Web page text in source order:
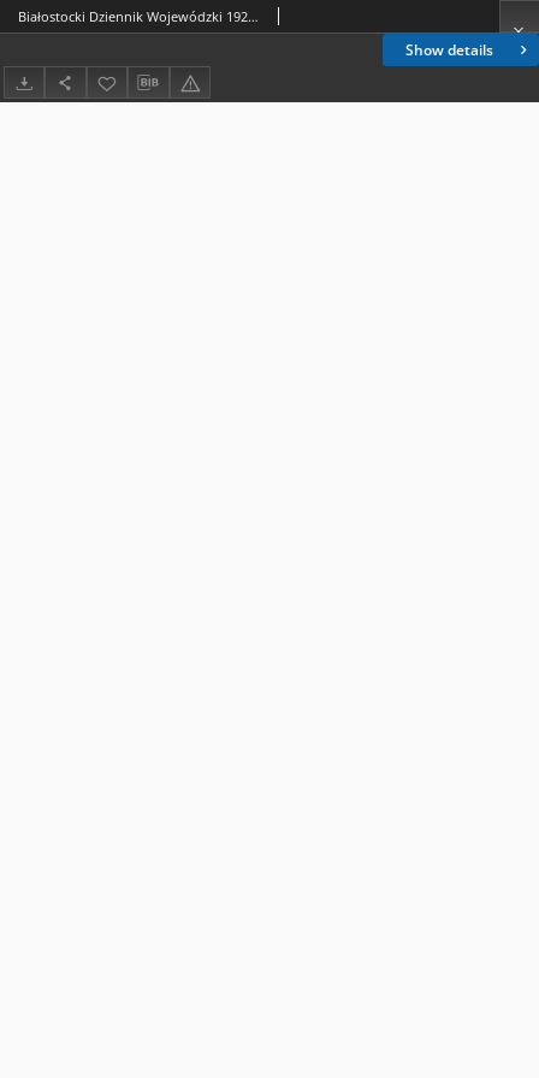
Show details
Białostocki Dziennik Wojewódzki 1929, R. 9 Dziennik Urzędowy Województwa Białostockiego